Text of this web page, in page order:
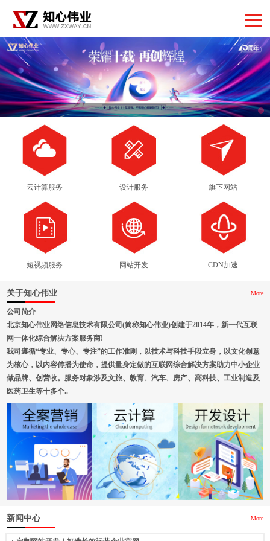
云计算服务 设计服务 旗下网站
短视频服务 网站开发 CDN加速
关于知心伟业 More
公司简介
北京知心伟业网络信息技术有限公司(简称知心伟业)创建于2014年，新一代互联
网一体化综合解决方案服务商!
我司遵循“专业、专心、专注”的工作准则，以技术与科技手段立身，以文化创意
为核心，以内容传播为使命，提供量身定做的互联网综合解决方案助力中小企业
做品牌、创营收。服务对象涉及文旅、教育、汽车、房产、高科技、工业制造及
医药卫生等十多个..
新闻中心 More